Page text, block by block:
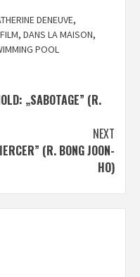
DENEUVE,
, DANS LA MAISON,
POOL
„SABOTAGE” (R.
NEXT
(R. BONG JOON-
HO)